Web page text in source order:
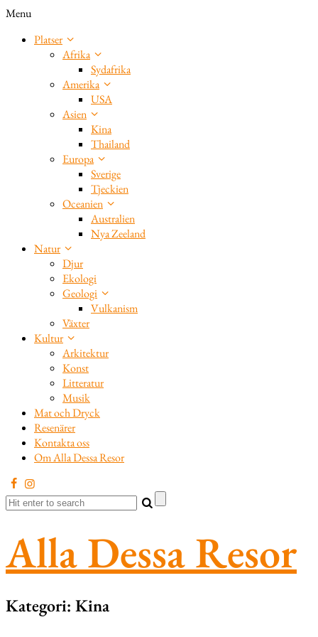
Menu
Platser
Afrika
Sydafrika
Amerika
USA
Asien
Kina
Thailand
Europa
Sverige
Tjeckien
Oceanien
Australien
Nya Zeeland
Natur
Djur
Ekologi
Geologi
Vulkanism
Växter
Kultur
Arkitektur
Konst
Litteratur
Musik
Mat och Dryck
Resenärer
Kontakta oss
Om Alla Dessa Resor
Alla Dessa Resor
Kategori: Kina